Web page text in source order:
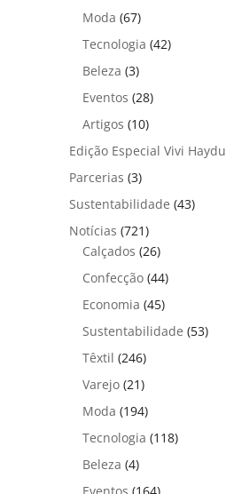
Moda (67)
Tecnologia (42)
Beleza (3)
Eventos (28)
Artigos (10)
Edição Especial Vivi Haydu
Parcerias (3)
Sustentabilidade (43)
Notícias (721)
Calçados (26)
Confecção (44)
Economia (45)
Sustentabilidade (53)
Têxtil (246)
Varejo (21)
Moda (194)
Tecnologia (118)
Beleza (4)